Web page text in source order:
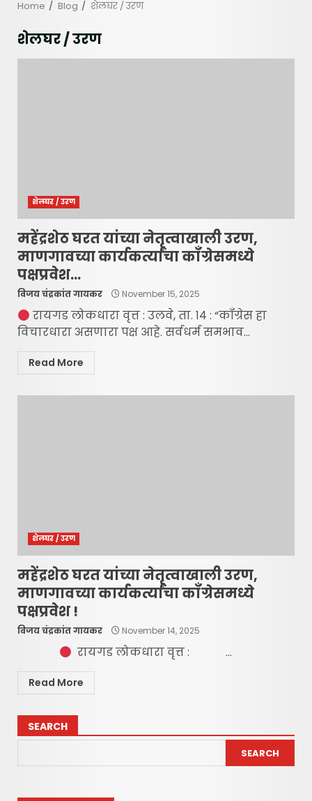
Home Blog शेलघर / उरण
शेलघर / उरण
शेलघर / उरण
महेंद्रशेठ घरत यांच्या नेतृत्वाखाली उरण,
माणगावच्या कार्यकर्त्यांचा कॉंग्रेसमध्ये
पक्षप्रवेश…
विजय चंद्रकांत गायकर November 15, 2025
रायगड लोकधारा वृत्त : उलवे, ता. १४ : “कॉंग्रेस हा
विचारधारा असणारा पक्ष आहे. सर्वधर्म समभाव...
Read More
शेलघर / उरण
महेंद्रशेठ घरत यांच्या नेतृत्वाखाली उरण,
माणगावच्या कार्यकर्त्यांचा कॉंग्रेसमध्ये
पक्षप्रवेश !
विजय चंद्रकांत गायकर November 14, 2025
रायगड लोकधारा वृत्त : ...
Read More
SEARCH
SEARCH